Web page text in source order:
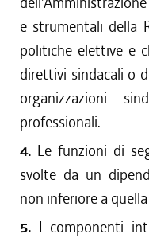
e strumentali della
politiche elettive e
direttivi sindacali o
organizzazioni
professionali.
4. Le funzioni di
svolte da un
non inferiore a
5. I componenti